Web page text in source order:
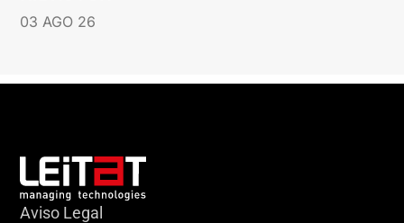
03 AGO 26
Aviso Legal